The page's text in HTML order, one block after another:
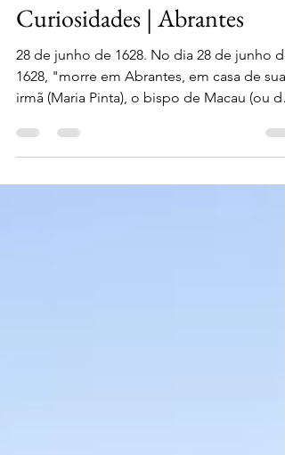
28 de jun. de 2025
1 min de leitura
Curiosidades | Abrantes
28 de junho de 1628. No dia 28 de junho de
1628, "morre em Abrantes, em casa de sua
irmã (Maria Pinta), o bispo de Macau (ou da
China),...